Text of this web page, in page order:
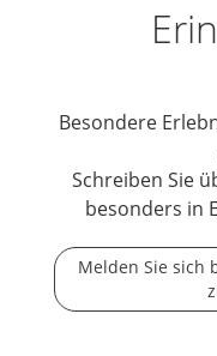
Besondere
Schreiben Sie
besonders in
Melden Sie sich